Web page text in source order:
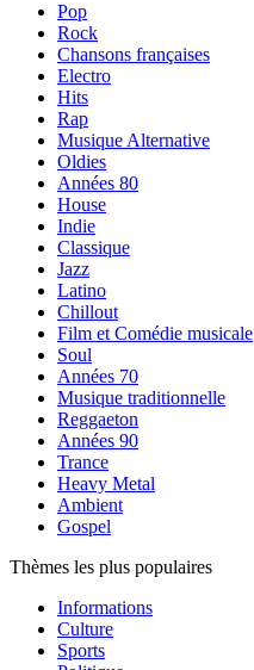
Pop
Rock
Chansons françaises
Electro
Hits
Rap
Musique Alternative
Oldies
Années 80
House
Indie
Classique
Jazz
Latino
Chillout
Film et Comédie musicale
Soul
Années 70
Musique traditionnelle
Reggaeton
Années 90
Trance
Heavy Metal
Ambient
Gospel
Thèmes les plus populaires
Informations
Culture
Sports